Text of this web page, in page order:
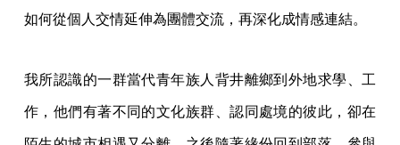
如何從個人交情延伸為團體交流，再深化成情感連結。
我所認識的一群當代青年族人背井離鄉到外地求學、工
作，他們有著不同的文化族群、認同處境的彼此，卻在